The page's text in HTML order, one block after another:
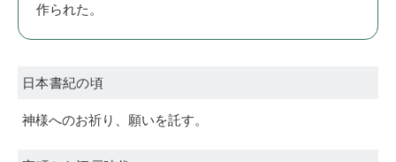
作られた。
日本書紀の頃
神様へのお祈り、願いを託す。